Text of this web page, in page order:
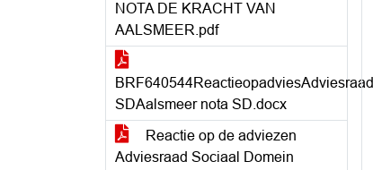
NOTA DE KRACHT VAN
AALSMEER.pdf
BRF640544ReactieopadviesAdviesraad
SDAalsmeer nota SD.docx
Reactie op de adviezen
Adviesraad Sociaal Domein